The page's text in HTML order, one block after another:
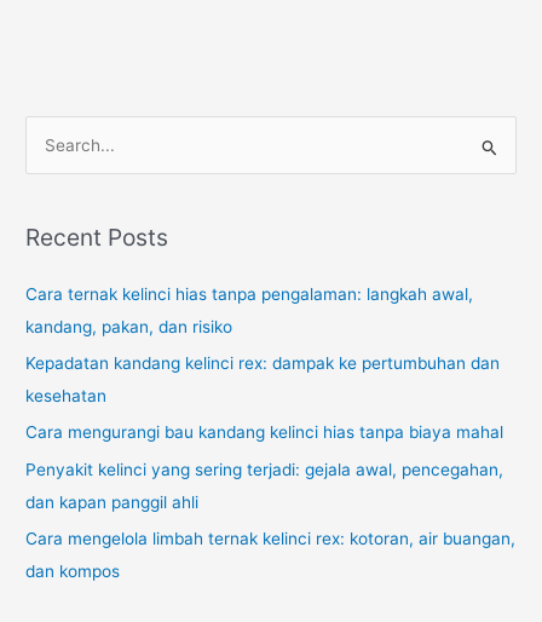
r
h
f
o
r
:
Recent Posts
Cara ternak kelinci hias tanpa pengalaman: langkah awal,
kandang, pakan, dan risiko
Kepadatan kandang kelinci rex: dampak ke pertumbuhan dan
kesehatan
Cara mengurangi bau kandang kelinci hias tanpa biaya mahal
Penyakit kelinci yang sering terjadi: gejala awal, pencegahan,
dan kapan panggil ahli
Cara mengelola limbah ternak kelinci rex: kotoran, air buangan,
dan kompos